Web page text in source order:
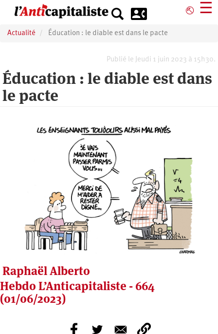
principal
⎋ ☰
Actualité Éducation : le diable est dans le pacte
Publié le Jeudi 1 juin 2023 à 15h30.
Éducation : le diable est dans
le pacte
Raphaël Alberto
Hebdo L’Anticapitaliste - 664
(01/06/2023)